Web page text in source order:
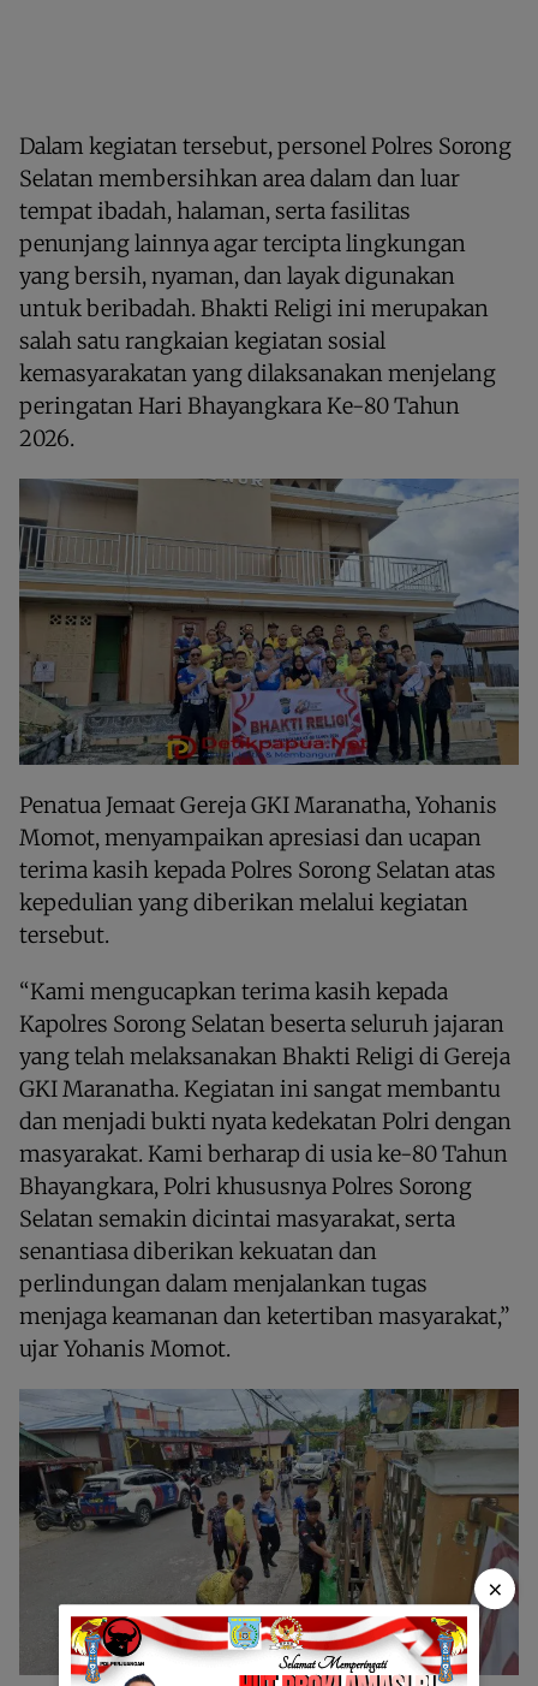
Dalam kegiatan tersebut, personel Polres Sorong
Selatan membersihkan area dalam dan luar
tempat ibadah, halaman, serta fasilitas
penunjang lainnya agar tercipta lingkungan
yang bersih, nyaman, dan layak digunakan
untuk beribadah. Bhakti Religi ini merupakan
salah satu rangkaian kegiatan sosial
kemasyarakatan yang dilaksanakan menjelang
peringatan Hari Bhayangkara Ke-80 Tahun
2026.
Penatua Jemaat Gereja GKI Maranatha, Yohanis
Momot, menyampaikan apresiasi dan ucapan
terima kasih kepada Polres Sorong Selatan atas
kepedulian yang diberikan melalui kegiatan
tersebut.
“Kami mengucapkan terima kasih kepada
Kapolres Sorong Selatan beserta seluruh jajaran
yang telah melaksanakan Bhakti Religi di Gereja
GKI Maranatha. Kegiatan ini sangat membantu
dan menjadi bukti nyata kedekatan Polri dengan
masyarakat. Kami berharap di usia ke-80 Tahun
Bhayangkara, Polri khususnya Polres Sorong
Selatan semakin dicintai masyarakat, serta
senantiasa diberikan kekuatan dan
perlindungan dalam menjalankan tugas
menjaga keamanan dan ketertiban masyarakat,”
ujar Yohanis Momot.
×